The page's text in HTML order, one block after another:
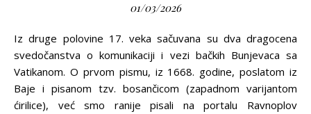
01/03/2026
Iz druge polovine 17. veka sačuvana su dva dragocena
svedočanstva o komunikaciji i vezi bačkih Bunjevaca sa
Vatikanom. O prvom pismu, iz 1668. godine, poslatom iz
Baje i pisanom tzv. bosančicom (zapadnom varijantom
ćirilice), već smo ranije pisali na portalu Ravnoplov